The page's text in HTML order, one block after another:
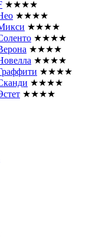
★★★★
★★★★
★★★★
★★★★
★★★★
★★★★
★★★★
★★★★
★★★★